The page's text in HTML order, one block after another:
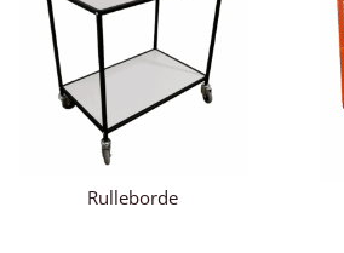
Rulleborde